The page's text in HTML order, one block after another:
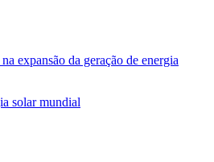
expansão da geração de energia
solar mundial